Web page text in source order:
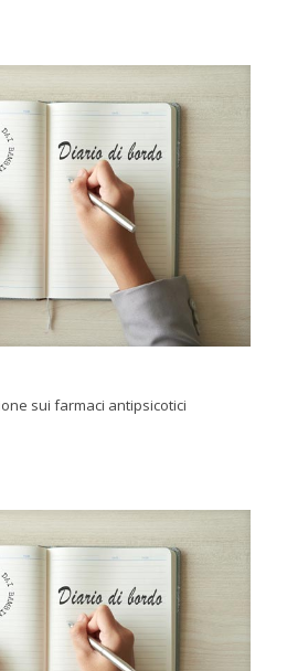
sui farmaci antipsicotici